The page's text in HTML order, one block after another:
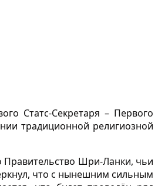
Статс-Секретаря – Первого
традиционной религиозной
Правительство Шри-Ланки, чьи
что с нынешним сильным